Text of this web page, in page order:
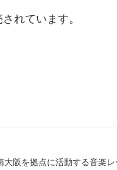
れています。
阪を拠点に活動する音楽レ